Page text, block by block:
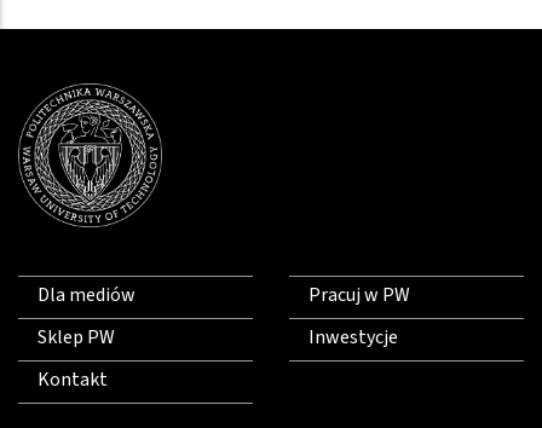
Dla mediów
Sklep PW
Kontakt
Pracuj w PW
Inwestycje